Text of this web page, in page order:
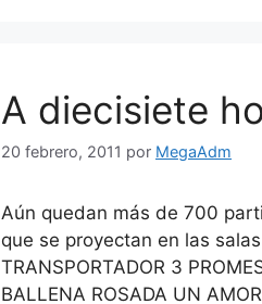
A diecisiete
20 febrero, 2011 por MegaAdm
Aún quedan más de 700
que se proyectan en las
TRANSPORTADOR 3
BALLENA ROSADA UN